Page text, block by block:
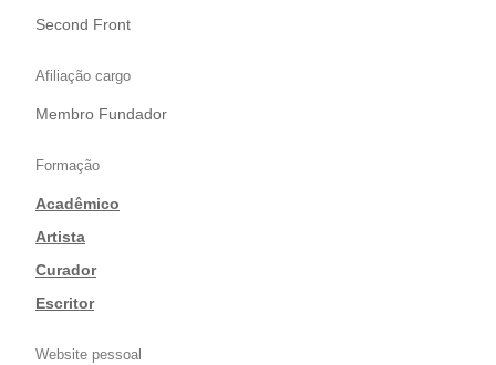
Second Front
Afiliação cargo
Membro Fundador
Formação
Acadêmico
|Artista
|Curador
|Escritor
Website pessoal